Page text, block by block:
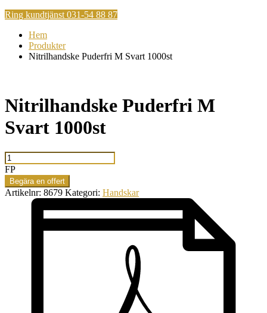
Ring kundtjänst 031-54 88 87
Hem
Produkter
Nitrilhandske Puderfri M Svart 1000st
Nitrilhandske Puderfri M
Svart 1000st
Nitrilhandske
Puderfri
M
Svart
1000st
FP
Begära en offert
Artikelnr: 8679 Kategori: Handskar